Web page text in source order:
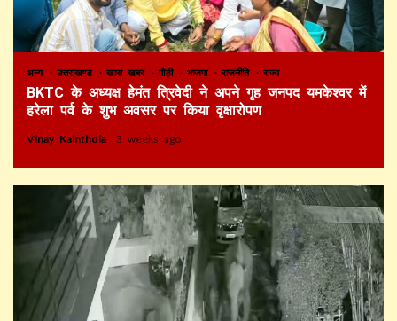
अन्य उत्तराखण्ड खास खबर पौड़ी भाजपा राजनीति राज्य
BKTC के अध्यक्ष हेमंत त्रिवेदी ने अपने गृह जनपद यमकेश्वर में
हरेला पर्व के शुभ अवसर पर किया वृक्षारोपण
Vinay Kainthola 3 weeks ago